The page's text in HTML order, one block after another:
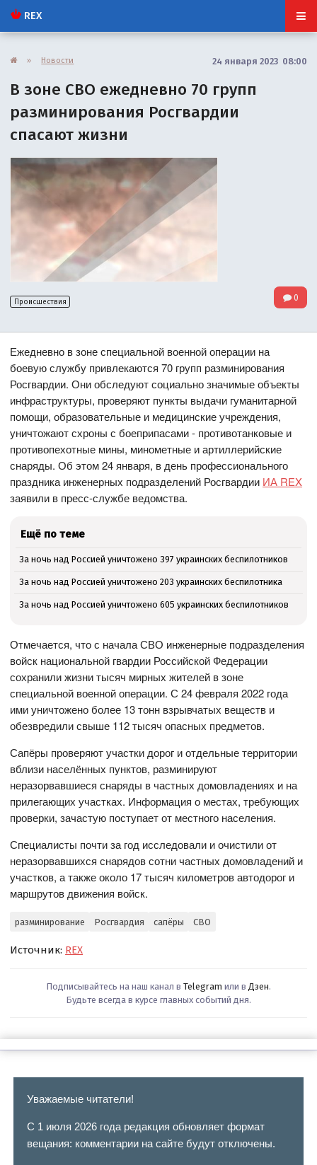
REX
» Новости 24 января 2023 08:00
В зоне СВО ежедневно 70 групп
разминирования Росгвардии
спасают жизни
Происшествия 0
Ежедневно в зоне специальной военной операции на
боевую службу привлекаются 70 групп разминирования
Росгвардии. Они обследуют социально значимые объекты
инфраструктуры, проверяют пункты выдачи гуманитарной
помощи, образовательные и медицинские учреждения,
уничтожают схроны с боеприпасами - противотанковые и
противопехотные мины, минометные и артиллерийские
снаряды. Об этом 24 января, в день профессионального
праздника инженерных подразделений Росгвардии ИА REX
заявили в пресс-службе ведомства.
Ещё по теме
За ночь над Россией уничтожено 397 украинских беспилотников
За ночь над Россией уничтожено 203 украинских беспилотника
За ночь над Россией уничтожено 605 украинских беспилотников
Отмечается, что с начала СВО инженерные подразделения
войск национальной гвардии Российской Федерации
сохранили жизни тысяч мирных жителей в зоне
специальной военной операции. С 24 февраля 2022 года
ими уничтожено более 13 тонн взрывчатых веществ и
обезвредили свыше 112 тысяч опасных предметов.
Сапёры проверяют участки дорог и отдельные территории
вблизи населённых пунктов, разминируют
неразорвавшиеся снаряды в частных домовладениях и на
прилегающих участках. Информация о местах, требующих
проверки, зачастую поступает от местного населения.
Специалисты почти за год исследовали и очистили от
неразорвавшихся снарядов сотни частных домовладений и
участков, а также около 17 тысяч километров автодорог и
маршрутов движения войск.
разминирование Росгвардия сапёры СВО
Источник: REX
Подписывайтесь на наш канал в Telegram или в Дзен.
Будьте всегда в курсе главных событий дня.
Уважаемые читатели!
С 1 июля 2026 года редакция обновляет формат
вещания: комментарии на сайте будут отключены.